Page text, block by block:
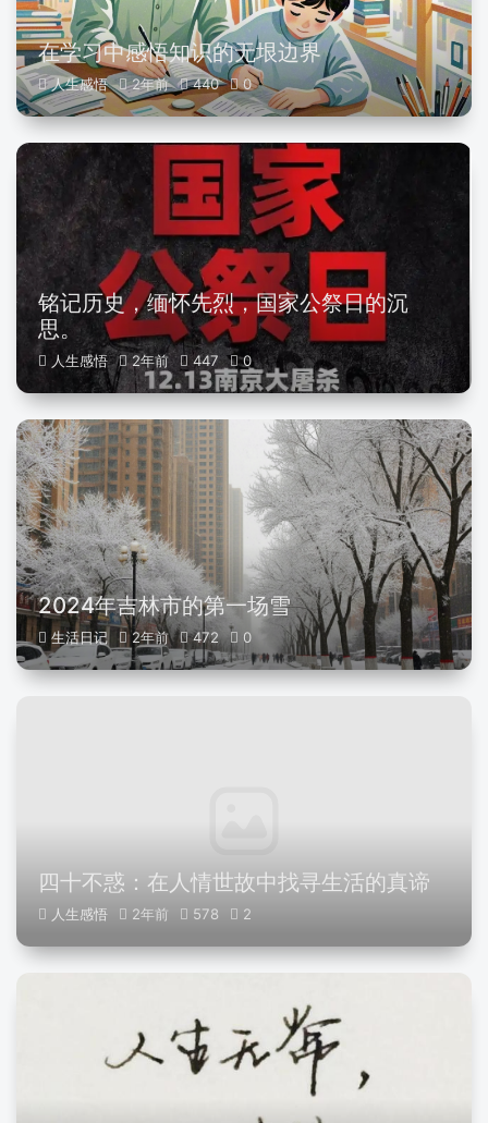
在学习中感悟知识的无垠边界
人生感悟 2年前 440 0
铭记历史，缅怀先烈，国家公祭日的沉
思。
人生感悟 2年前 447 0
2024年吉林市的第一场雪
生活日记 2年前 472 0
四十不惑：在人情世故中找寻生活的真谛
人生感悟 2年前 578 2